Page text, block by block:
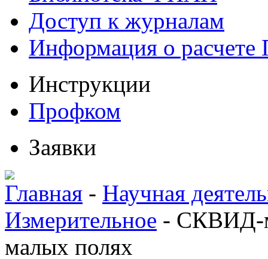
Доступ к журналам
Информация о
Инструкции
Профком
Заявки
Главная - Научная
Измерительное - СКВИД-
малых полях